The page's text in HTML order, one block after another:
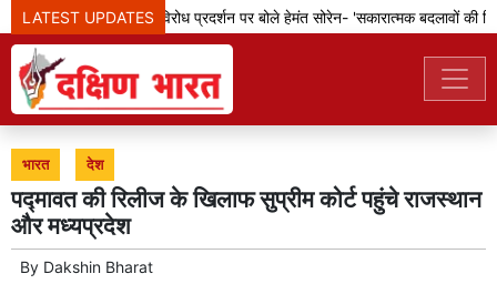
LATEST UPDATES
झारखंड: छात्रों के विरोध प्रदर्शन पर बोले हेमंत सोरेन- 'सकारात्मक बदलावों की
भारत देश
पद्मावत की रिलीज के खिलाफ सुप्रीम कोर्ट पहुंचे राजस्थान
और मध्यप्रदेश
By Dakshin Bharat